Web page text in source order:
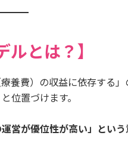
ルとは？】
養費）の収益に依存する」
位置づけます。
営が優位性が高い」という